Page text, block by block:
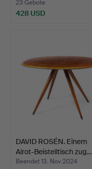
23 Gebote
428 USD
DAVID ROSÉN. Einem
Alrot-Beistelltisch zug…
Beendet 13. Nov 2024